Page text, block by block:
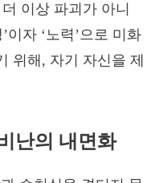
이상 파괴가 아니
이자 ‘노력’으로 미화
위해, 자기 자신을 제
난의 내면화